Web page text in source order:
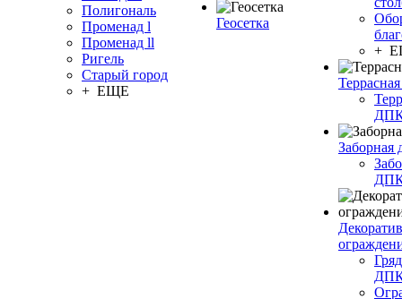
Полигональ
Променад l
Променад ll
Ригель
Старый город
+ ЕЩЕ
Геосетка
+
Заборная